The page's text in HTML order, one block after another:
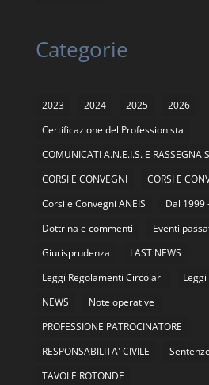
Categorie
2023 2024 2025
2026
Certificazione del Professionista
COMUNICATI A.N.E.I.S. E RASSEGNA
CORSI E CONVEGNI
CORSI E
Corsi e Convegni ANEIS
Dal 1999
Dottrina e commenti
Eventi
Giurisprudenza
LAST NEWS
Leggi Regolamenti Circolari
NEWS
Note operative
PROFESSIONE PATROCINATORE
RESPONSABILITA' CIVILE
TAVOLE ROTONDE